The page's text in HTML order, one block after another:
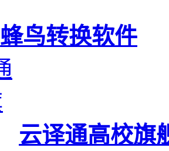
蜂鸟转换软件
云译通高校旗